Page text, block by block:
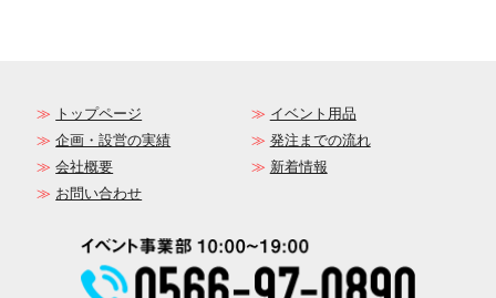
トップページ
イベント用品
企画・設営の実績
発注までの流れ
会社概要
新着情報
お問い合わせ